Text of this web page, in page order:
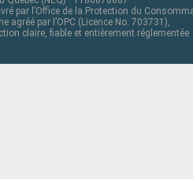
par l’Office de la Protection du
agréé par l’OPC (Licence No. 703731),
claire, fiable et entièrement réglementée